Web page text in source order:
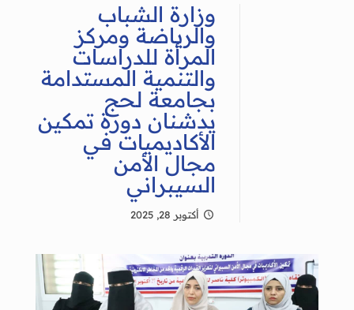
وزارة الشباب
والرياضة ومركز
المرأة للدراسات
والتنمية المستدامة
بجامعة لحج
يدشنان دورة تمكين
الأكاديميات في
مجال الأمن
السيبراني
أكتوبر 28, 2025